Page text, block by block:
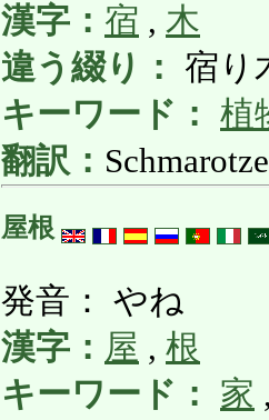
漢字： 宿 , 木
違う綴り：
宿り
キーワード： 植
翻訳：
屋根
発音： やね
漢字： 屋 , 根
キーワード：
家